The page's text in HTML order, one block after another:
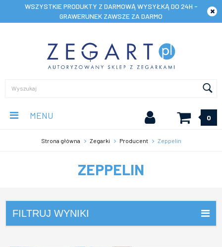
WSZYSTKIE PRODUKTY Z DARMOWĄ WYSYŁKĄ DO 24H -
GRAWERUNEK ZAWSZE ZA DARMO
MENU 0
Strona główna Zegarki Producent Zeppelin
ZEPPELIN
FILTRUJ WYNIKI